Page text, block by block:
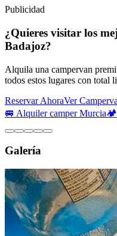
Publicidad
¿Quieres visitar los
Badajoz?
Alquila una campervan
todos estos lugares con total
Reservar AhoraVer
🚐 Alquiler camper Murcia🏕️
Galería